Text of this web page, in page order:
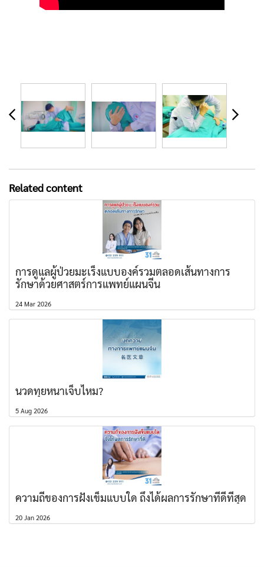
Related content
การดูแลผู้ป่วยมะเร็งแบบองค์รวมตลอดเส้นทางการ
รักษาด้วยศาสตร์การแพทย์แผนจีน
24 Mar 2026
นวดทุยหนาเจ็บไหม?
5 Aug 2026
ความถี่ของการฝังเข็มแบบใด ถึงได้ผลการรักษาที่ดีที่สุด
20 Jan 2026